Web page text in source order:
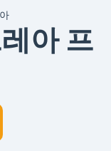
아 프